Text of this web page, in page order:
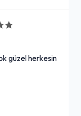
güzel herkesin